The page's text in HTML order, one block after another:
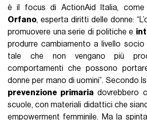
è il focus di ActionAid Italia,
Orfano, esperta diritti delle donne:
promuovere una serie di politiche e
produrre cambiamento a livello socio
tale che non vengano più
comportamenti che possono
donne per mano di uomini”. Secondo
prevenzione primaria dovrebbero
scuole, con materiali didattici che
empowerment femminile. Ma la